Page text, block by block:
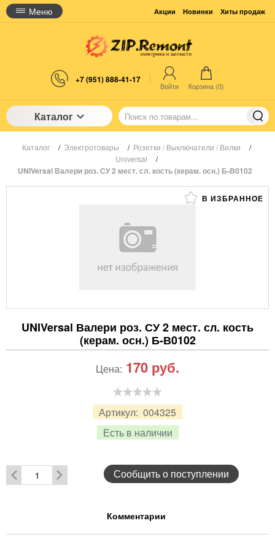
Меню Акции Новинки Хиты продаж
+7 (951) 888-41-17
Войти Корзина (0)
Каталог
Каталог / Электротовары / Розетки / Выключатели / Вилки
/
Universal
/
UNIVersal Валери роз. СУ 2 мест. сл. кость (керам. осн.) Б-В0102
В ИЗБРАННОЕ
UNIVersal Валери роз. СУ 2 мест. сл. кость
(керам. осн.) Б-В0102
Артикул: 004325
Есть в наличии
Цена: 170 руб.
Сообщить о поступлении
Комментарии